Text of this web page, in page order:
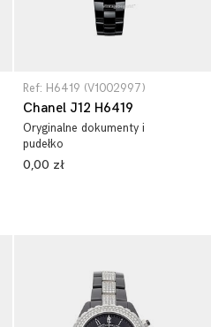
Ref: H6419 (V1002997)
Chanel J12 H6419
Oryginalne dokumenty i
pudełko
0,00 zł